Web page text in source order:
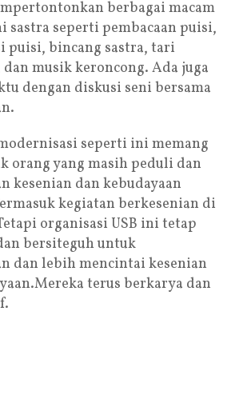
berbagai macam
sastra seperti pembacaan puisi,
puisi, bincang sastra, tari
musik keroncong. Ada juga
dengan diskusi seni bersama
seperti ini memang
orang yang masih peduli dan
kesenian dan kebudayaan
kegiatan berkesenian di
organisasi USB ini tetap
bersiteguh untuk
dan lebih mencintai kesenian
terus berkarya dan